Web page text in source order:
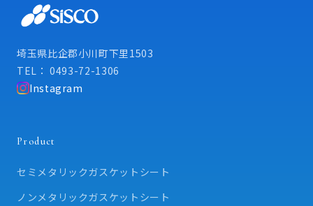
埼玉県比企郡小川町下里1503
TEL： 0493-72-1306
Instagram
Product
セミメタリックガスケットシート
ノンメタリックガスケットシート